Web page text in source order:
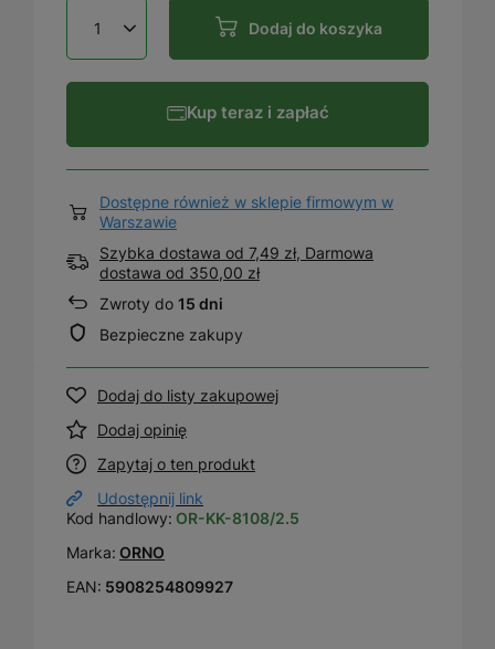
Dodaj do koszyka
Kup teraz i zapłać
Dostępne również w sklepie firmowym w
Warszawie
Szybka dostawa od 7,49 zł, Darmowa
dostawa od 350,00 zł
Zwroty do 15 dni
Bezpieczne zakupy
Dodaj do listy zakupowej
Dodaj opinię
Zapytaj o ten produkt
Udostępnij link
Kod handlowy: OR-KK-8108/2.5
Marka: ORNO
EAN: 5908254809927